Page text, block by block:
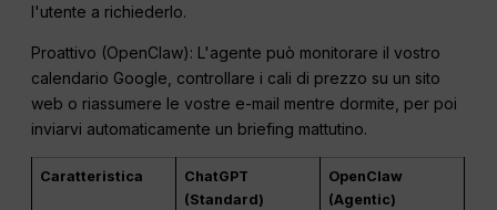
l'utente a richiederlo.
Proattivo (OpenClaw): L'agente può monitorare il vostro
calendario Google, controllare i cali di prezzo su un sito
web o riassumere le vostre e-mail mentre dormite, per poi
inviarvi automaticamente un briefing mattutino.
Caratteristica
ChatGPT
(Standard)
OpenClaw
(Agentic)